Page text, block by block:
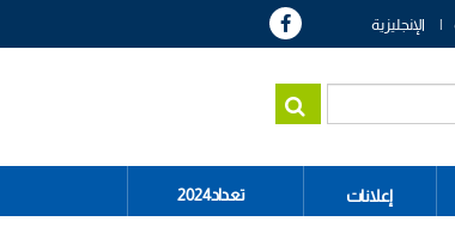
الإنجليزية
إعلانات تعداد2024